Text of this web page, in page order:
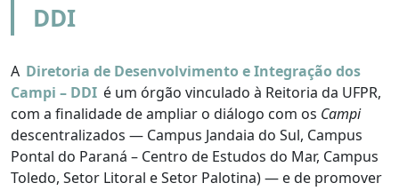
DDI
A Diretoria de Desenvolvimento e Integração dos
Campi – DDI é um órgão vinculado à Reitoria da UFPR,
com a finalidade de ampliar o diálogo com os Campi
descentralizados — Campus Jandaia do Sul, Campus
Pontal do Paraná – Centro de Estudos do Mar, Campus
Toledo, Setor Litoral e Setor Palotina) — e de promover